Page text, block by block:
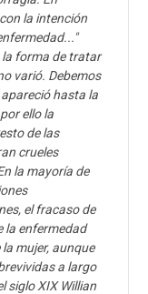
la intención
la forma de tratar
varió. Debemos
hasta la
ello la
de las
crueles
la mayoría de
el fracaso de
la enfermedad
mujer, aunque
a largo
siglo XIX Willian